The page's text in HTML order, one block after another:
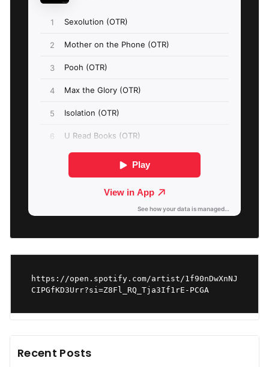
https://open.spotify.com/artist/1f90nDwXnNJ
CIPGfKD3Urr?si=Z8Fl_RQ_Tja3If1rE-PCGA
Recent Posts